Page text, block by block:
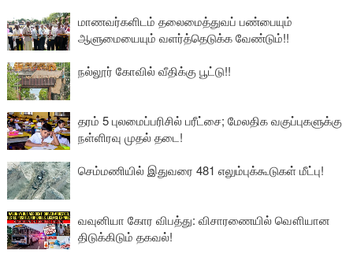
மாணவர்களிடம் தலைமைத்துவப் பண்பையும்
ஆளுமையையும் வளர்த்தெடுக்க வேண்டும்!!
நல்லூர் கோவில் வீதிக்கு பூட்டு!!
தரம் 5 புலமைப்பரிசில் பரீட்சை; மேலதிக வகுப்புகளுக்கு
நள்ளிரவு முதல் தடை!
செம்மணியில் இதுவரை 481 எலும்புக்கூடுகள் மீட்பு!
வவுனியா கோர விபத்து: விசாரணையில் வௌியான
திடுக்கிடும் தகவல்!